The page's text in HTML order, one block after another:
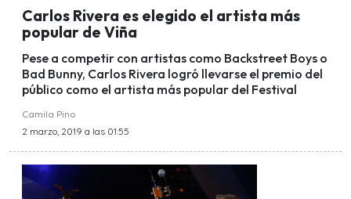
Carlos Rivera es elegido el artista más
popular de Viña
Pese a competir con artistas como Backstreet Boys o
Bad Bunny, Carlos Rivera logró llevarse el premio del
público como el artista más popular del Festival
Camila Pino
2 marzo, 2019 a las 01:55